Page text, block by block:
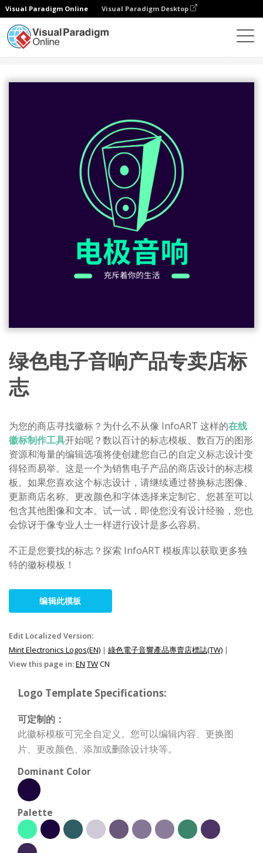
Visual Paradigm Online Visual Paradigm Desktop
绿色电子音响产品专卖店标
志
为您的商店寻找徽标？为什么不从像 InfoART 这样的在线
徽标制作工具开始呢？数以百计的标志模板、数百万的图形
资源和海量的编辑选项将使创建您自己的自定义标志设计变
得轻而易举。这是一个为销售电子产品的商店设计的标志模
板。如果您喜欢这个标志设计，请继续通过替换标志图像、
更新商店名称、更改颜色和字体选择来定制它。您甚至可以
包含其他图像和文本。试一试，即使您没有设计经验，您也
会惊讶于像专业人士一样进行设计是多么容易。
不正是您要找的标志？探索 InfoART 模板库以获取更多独
特的徽标模板！
编辑此模板
Edit Localized Version:
Mint Electronics Logos(EN) | 綠色電子音響產品專賣店標誌(TW) |
View this page in:EN TWCN
Logo Template Specifications:
可定制的：
此徽标模板可完全自定义。您可以编辑内容、更换图
片、更改颜色、添加或删除设计块等。
Dominant Color
Palette